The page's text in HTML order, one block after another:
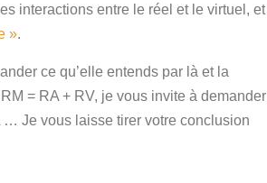
interactions entre le réel et le virtuel, et
».
ce qu’elle entends par là et la
= RA + RV, je vous invite à demander
… Je vous laisse tirer votre conclusion